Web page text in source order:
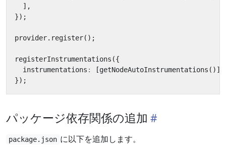
],
});
provider. register();
registerInstrumentations ({
instrumentations : [getNodeAutoInstrumentations ()],
});
パッケージ依存関係の追加
package.json に以下を追加します。